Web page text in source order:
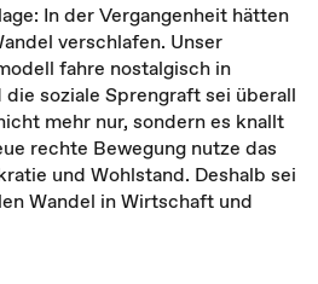
In der Vergangenheit hätten
verschlafen. Unser
fahre nostalgisch in
soziale Sprengraft sei überall
mehr nur, sondern es knallt
rechte Bewegung nutze das
und Wohlstand. Deshalb sei
Wandel in Wirtschaft und